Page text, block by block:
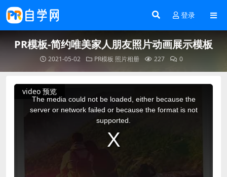
登录
PR模板-简约唯美家人朋友照片动画展示模板
2021-05-02 PR模板 照片相册 227 0
video 预览
This
The media could not be loaded, either because the
server or network failed or because the format is not
supported.